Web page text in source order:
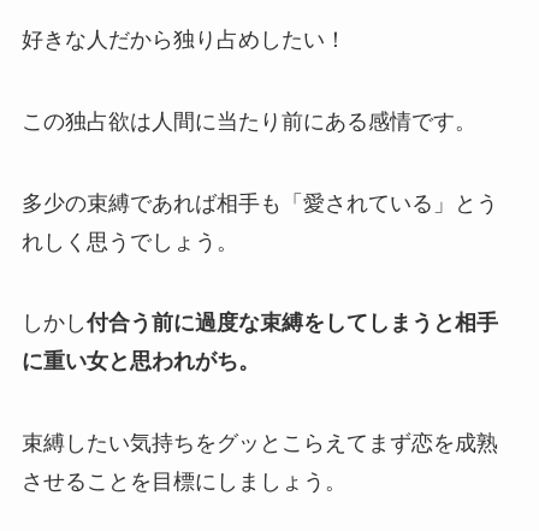
好きな人だから独り占めしたい！
この独占欲は人間に当たり前にある感情です。
多少の束縛であれば相手も「愛されている」とう
れしく思うでしょう。
しかし付合う前に過度な束縛をしてしまうと相手
に重い女と思われがち。
束縛したい気持ちをグッとこらえてまず恋を成熟
させることを目標にしましょう。